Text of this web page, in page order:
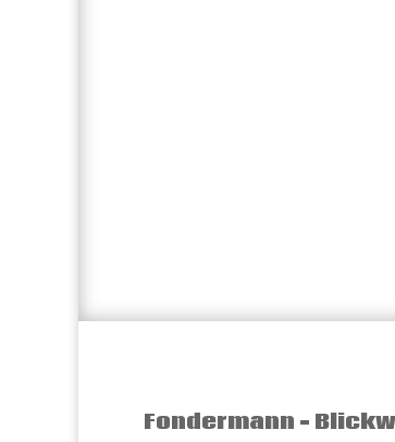
Fondermann –